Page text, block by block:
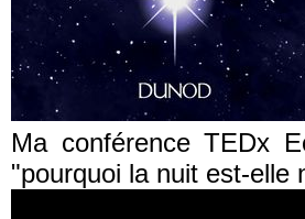
Ma conférence TEDx
"pourquoi la nuit est-elle